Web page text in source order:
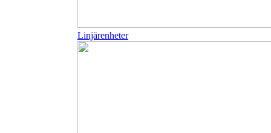
Linjärenheter